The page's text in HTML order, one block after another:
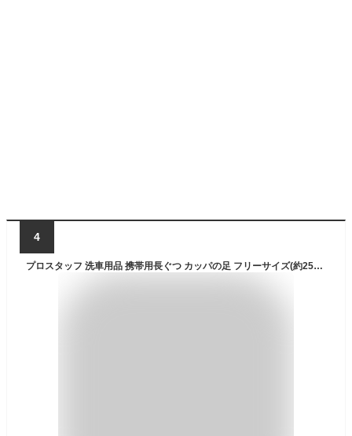
4
プロスタッフ 洗車用品 携帯用長ぐつ カッパの足 フリーサイズ(約25~28cm用) P142